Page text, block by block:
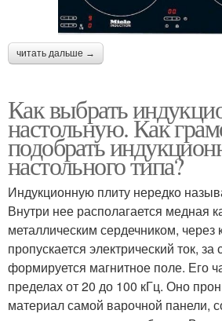
читать дальше →
Как выбрать
настольную. Как
подобрать
настольного типа?
Индукционную плиту нередко
Внутри нее располагается медная
металлическим сердечником, через
пропускается электрический ток, за
формируется магнитное поле. Его
пределах от 20 до 100 кГц. Оно
материал самой варочной панели,